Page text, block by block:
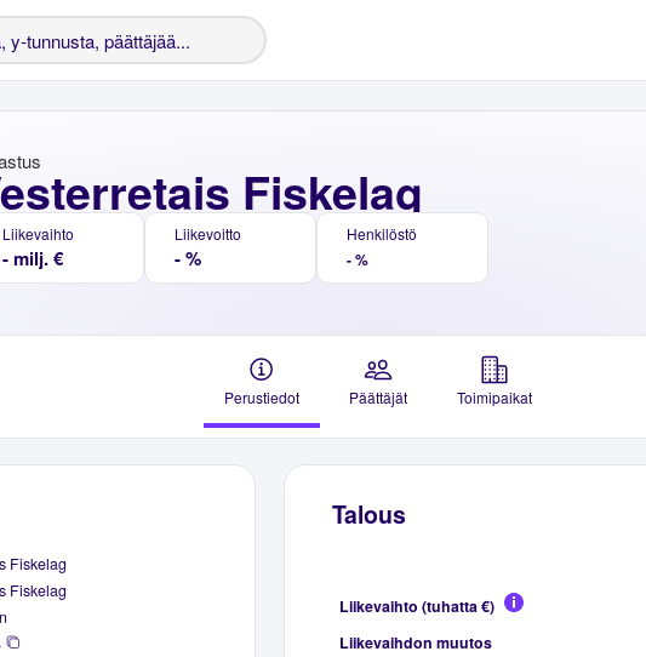
Fiskelag
Liikevaihto
- milj. €
Liikevoitto
- %
Henkilöstö
- %
Perustiedot Päättäjät Toimipaikat
Fiskelag
Fiskelag
Talous
Liikevaihto (tuhatta €)
Liikevaihdon muutos